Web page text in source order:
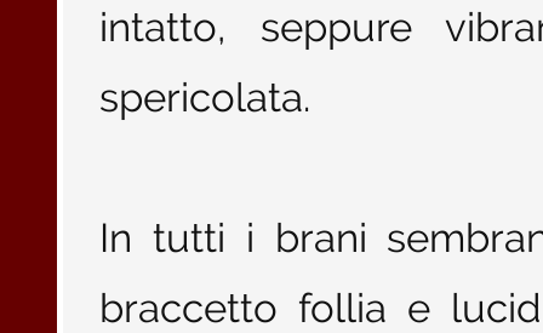
intatto, seppure
spericolata.
In tutti i brani
braccetto follia e